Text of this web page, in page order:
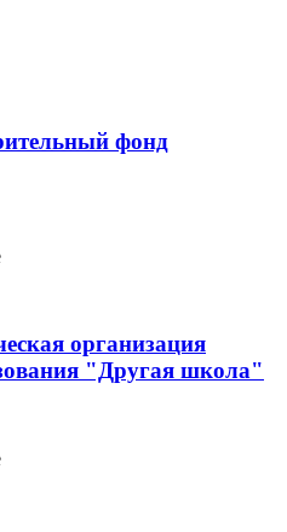
фонд
организация
"Другая школа"